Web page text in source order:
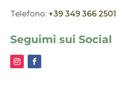
Telefono: +39 349 366 2501
Seguimi sui Social